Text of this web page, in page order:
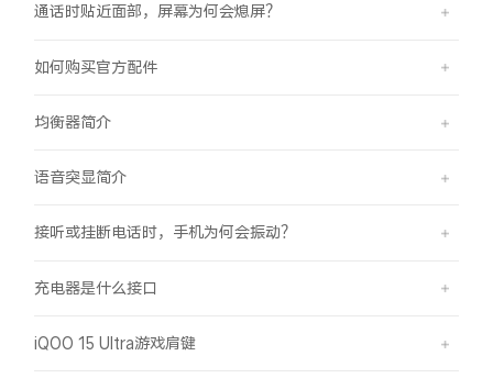
通话时贴近面部，屏幕为何会熄屏？
如何购买官方配件
均衡器简介
语音突显简介
接听或挂断电话时，手机为何会振动？
充电器是什么接口
iQOO 15 Ultra游戏肩键